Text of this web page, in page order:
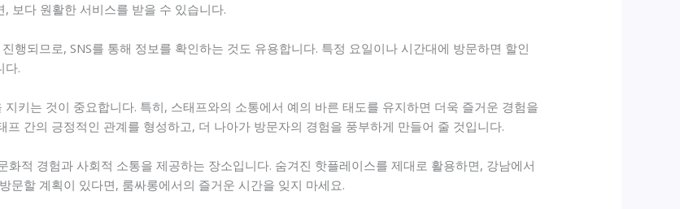
보다 원활한 서비스를 받을 수 있습니다.
행되므로, SNS를 통해 정보를 확인하는 것도 유용합니다. 특정 요일이나 시간대에 방문하면 할인
다.
키는 것이 중요합니다. 특히, 스태프와의 소통에서 예의 바른 태도를 유지하면 더욱 즐거운 경험을
간의 긍정적인 관계를 형성하고, 더 나아가 방문자의 경험을 풍부하게 만들어 줄 것입니다.
적 경험과 사회적 소통을 제공하는 장소입니다. 숨겨진 핫플레이스를 제대로 활용하면, 강남에서
문할 계획이 있다면, 룸싸롱에서의 즐거운 시간을 잊지 마세요.